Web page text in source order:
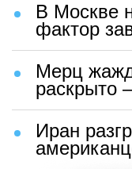
В Москве
фактор
Мерц
раскрыто
Иран